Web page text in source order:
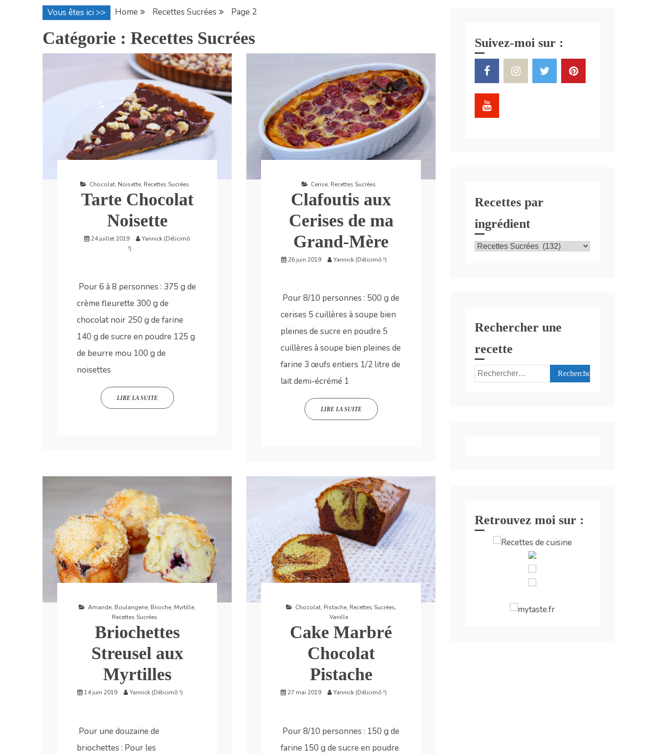
Vous êtes ici >> Home Recettes Sucrées Page 2
Catégorie : Recettes Sucrées
Chocolat, Noisette, Recettes Sucrées
Tarte Chocolat
Noisette
24 juillet 2019
Yannick (Délicimô
!)
Pour 6 à 8 personnes : 375 g de
crème fleurette 300 g de
chocolat noir 250 g de farine
140 g de sucre en poudre 125 g
de beurre mou 100 g de
noisettes
LIRE LA SUITE
Cerise, Recettes Sucrées
Clafoutis aux
Cerises de ma
Grand-Mère
26 juin 2019 Yannick (Délicimô !)
Pour 8/10 personnes : 500 g de
cerises 5 cuillères à soupe bien
pleines de sucre en poudre 5
cuillères à soupe bien pleines de
farine 3 œufs entiers 1/2 litre de
lait demi-écrémé 1
LIRE LA SUITE
Amande, Boulangerie, Brioche, Myrtille,
Recettes Sucrées
Briochettes
Streusel aux
Myrtilles
14 juin 2019 Yannick (Délicimô !)
Pour une douzaine de
briochettes : Pour les
Chocolat, Pistache, Recettes Sucrées,
Vanille
Cake Marbré
Chocolat
Pistache
27 mai 2019 Yannick (Délicimô !)
Pour 8/10 personnes : 150 g de
farine 150 g de sucre en poudre
Suivez-moi sur :
Recettes par
ingrédient
Recettes
Rechercher une
recette
Rechercher :
Retrouvez moi sur :